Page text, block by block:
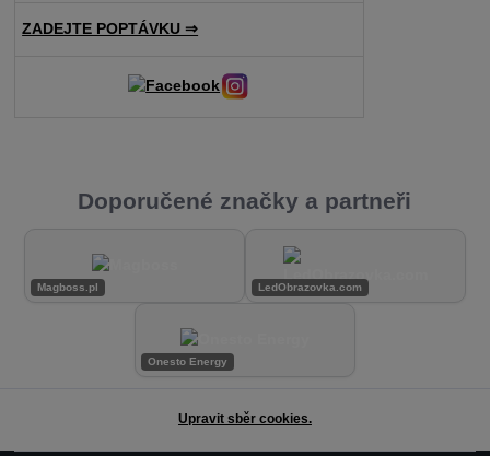
ZADEJTE POPTÁVKU ⇒
Doporučené značky a partneři
Magboss.pl LedObrazovka.com
Onesto Energy
Upravit sběr cookies.